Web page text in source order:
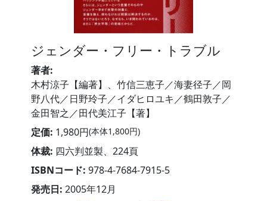
ジェンダー・フリー・トラブル
著者:
木村涼子【編著】、竹信三恵子／海妻径子／岡
野八代／日野玲子／イダヒロユキ／鶴田敦子／
金田智之／田代美江子【著】
定価: 1,980円(本体1,800円)
体裁: 四六判並製、224頁
ISBNコード: 978-4-7684-7915-5
発売日: 2005年12月